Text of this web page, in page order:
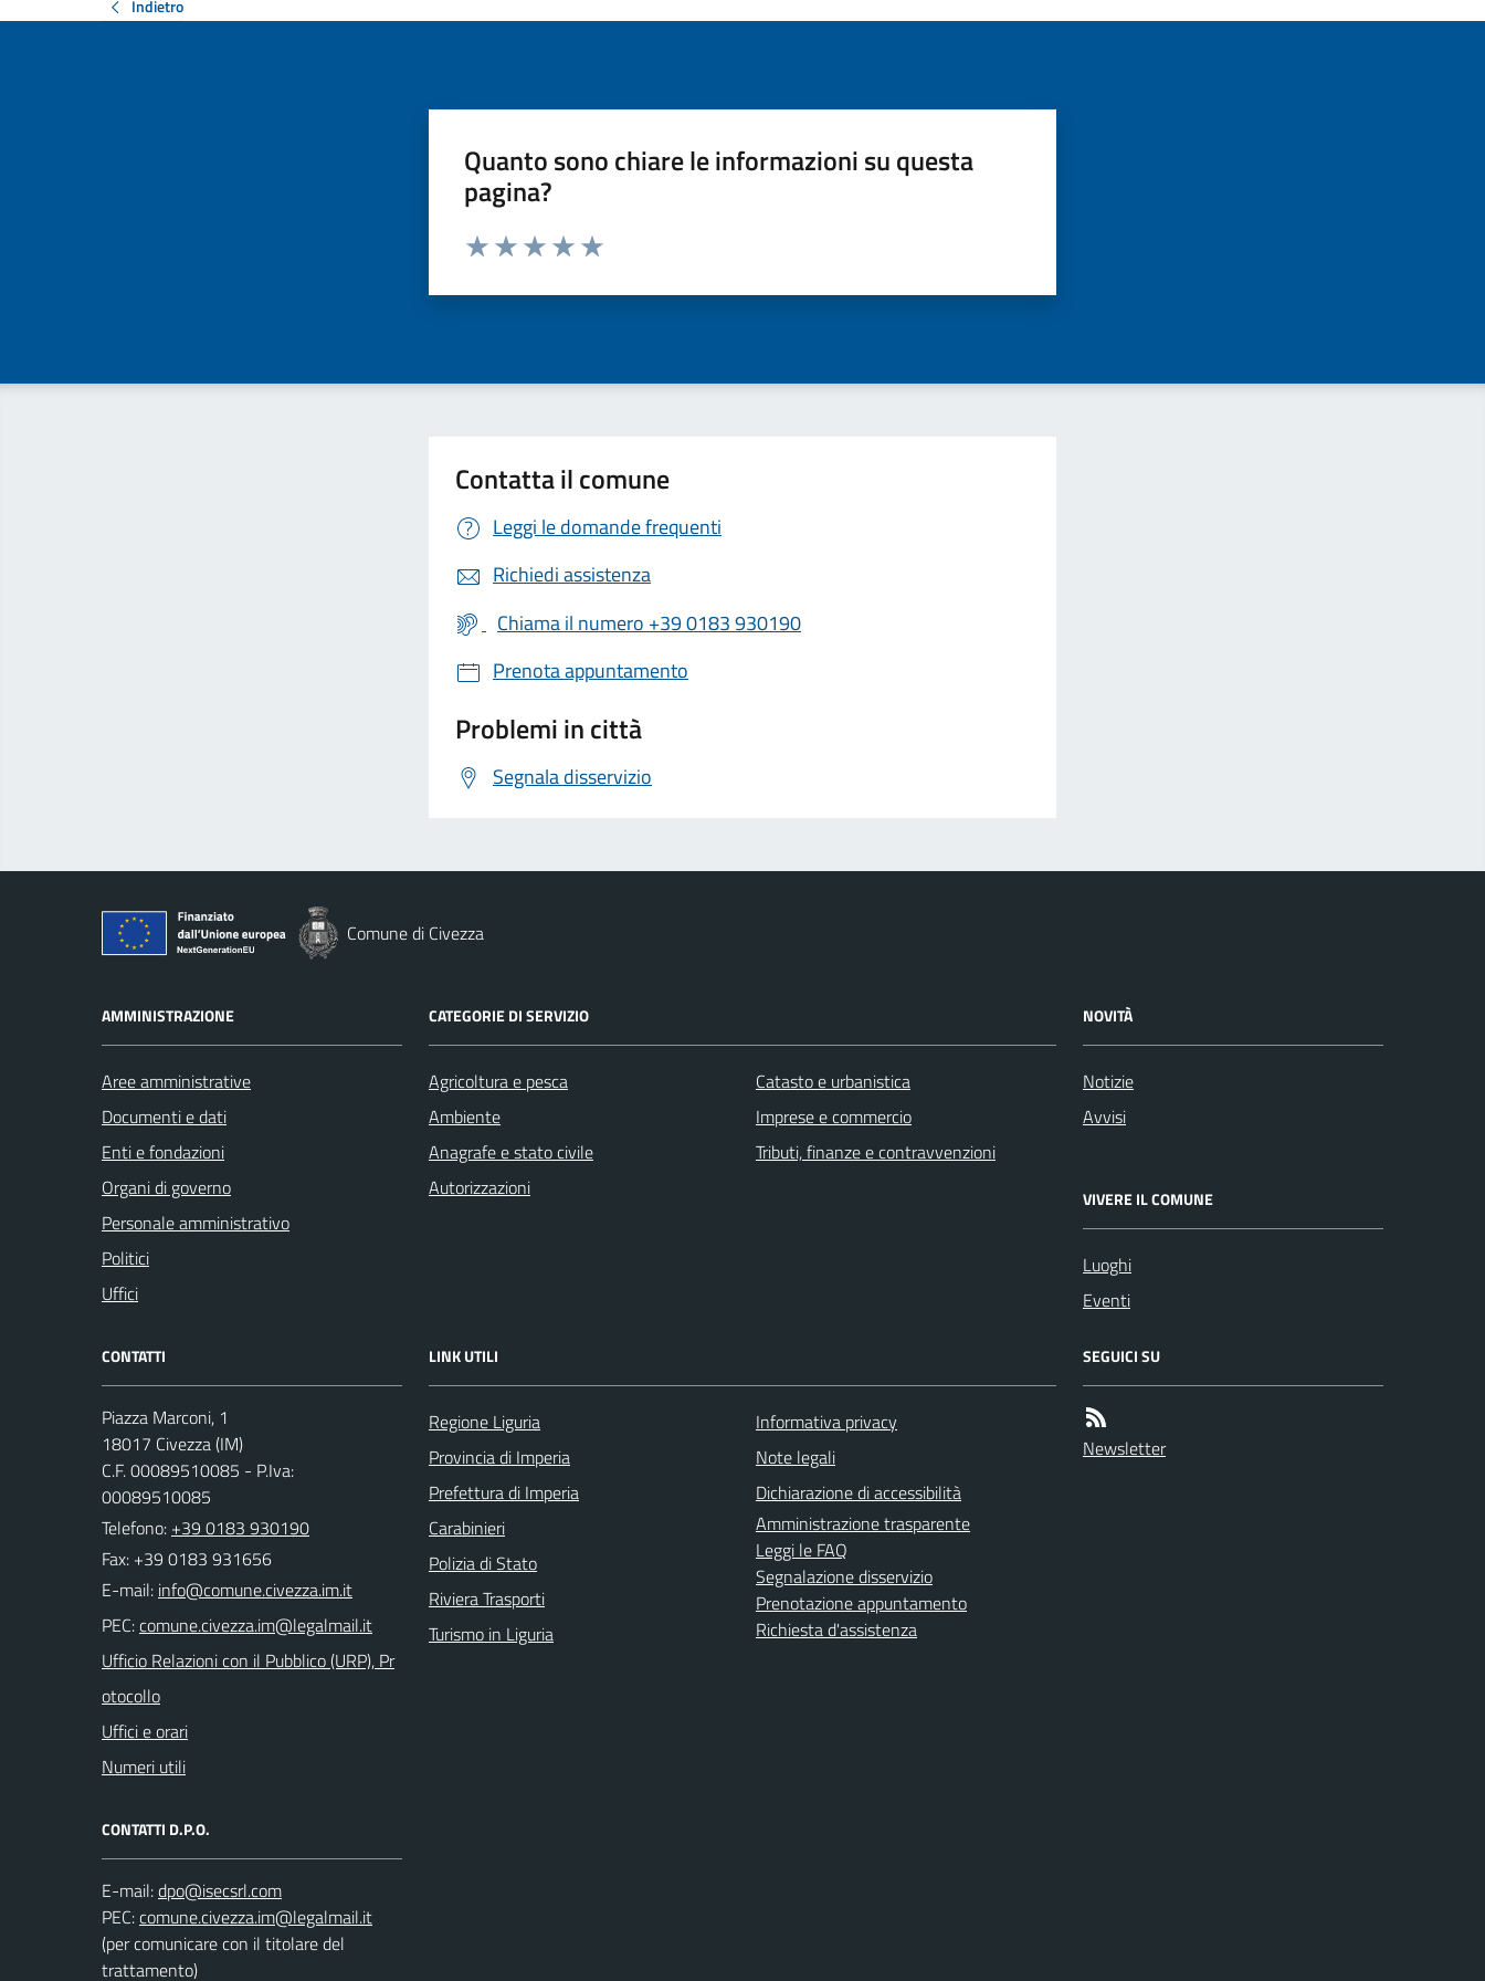
Indietro
Quanto sono chiare le informazioni su questa
pagina?
Valuta da 1 a 5 stelle la pagina
Contatta il comune
Leggi le domande frequenti
Richiedi assistenza
Chiama il numero +39 0183 930190
Prenota appuntamento
Problemi in città
Segnala disservizio
Comune di Civezza
AMMINISTRAZIONE
Aree amministrative
Documenti e dati
Enti e fondazioni
Organi di governo
Personale amministrativo
Politici
Uffici
CATEGORIE DI SERVIZIO
Agricoltura e pesca
Ambiente
Anagrafe e stato civile
Autorizzazioni
Catasto e urbanistica
Imprese e commercio
Tributi, finanze e contravvenzioni
NOVITÀ
Notizie
Avvisi
VIVERE IL COMUNE
Luoghi
Eventi
CONTATTI
Piazza Marconi, 1
18017 Civezza (IM)
C.F. 00089510085 - P.Iva:
00089510085
Telefono: +39 0183 930190
Fax: +39 0183 931656
E-mail:
PEC:
Ufficio Relazioni con il Pubblico (URP), Pr
otocollo
Uffici e orari
Numeri utili
CONTATTI D.P.O.
E-mail:
PEC:
(per comunicare con il titolare del
trattamento)
LINK UTILI
Regione Liguria
Provincia di Imperia
Prefettura di Imperia
Carabinieri
Polizia di Stato
Riviera Trasporti
Turismo in Liguria
Informativa privacy
Note legali
Dichiarazione di accessibilità
Amministrazione trasparente
Leggi le FAQ
Segnalazione disservizio
Prenotazione appuntamento
Richiesta d'assistenza
SEGUICI SU
Newsletter